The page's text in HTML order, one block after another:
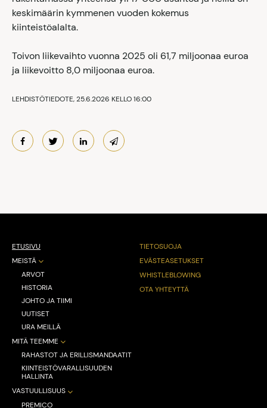
keskimäärin kymmenen vuoden kokemus
kiinteistöalalta.
Toivon liikevaihto vuonna 2025 oli 61,7 miljoonaa euroa
ja liikevoitto 8,0 miljoonaa euroa.
LEHDISTÖTIEDOTE, 25.6.2026 KELLO 16:00
ETUSIVU
MEISTÄ
ARVOT
HISTORIA
JOHTO JA TIIMI
UUTISET
URA MEILLÄ
MITÄ TEEMME
RAHASTOT JA ERILLISMANDAATIT
KIINTEISTÖVARALLISUUDEN
HALLINTA
VASTUULLISUUS
PREMICO
TIETOSUOJA
EVÄSTEASETUKSET
WHISTLEBLOWING
OTA YHTEYTTÄ